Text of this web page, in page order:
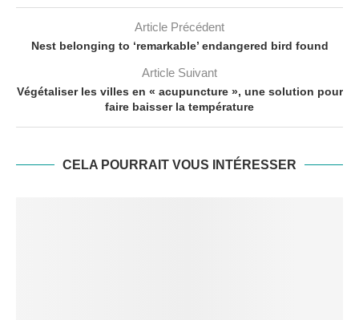
Article Précédent
Nest belonging to ‘remarkable’ endangered bird found
Article Suivant
Végétaliser les villes en « acupuncture », une solution pour
faire baisser la température
CELA POURRAIT VOUS INTÉRESSER